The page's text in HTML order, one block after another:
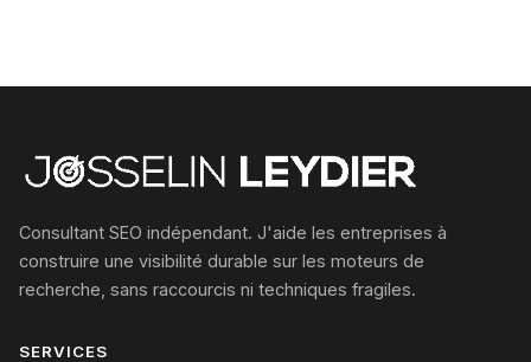
Consultant SEO indépendant. J'aide les entreprises à
construire une visibilité durable sur les moteurs de
recherche, sans raccourcis ni techniques fragiles.
SERVICES